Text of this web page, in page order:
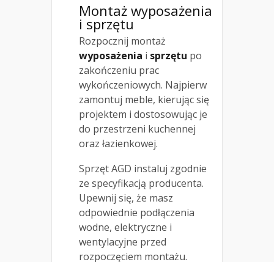
Montaż wyposażenia
i sprzętu
Rozpocznij montaż
wyposażenia i sprzętu po
zakończeniu prac
wykończeniowych. Najpierw
zamontuj meble, kierując się
projektem i dostosowując je
do przestrzeni kuchennej
oraz łazienkowej.
Sprzęt AGD instaluj zgodnie
ze specyfikacją producenta.
Upewnij się, że masz
odpowiednie podłączenia
wodne, elektryczne i
wentylacyjne przed
rozpoczęciem montażu.